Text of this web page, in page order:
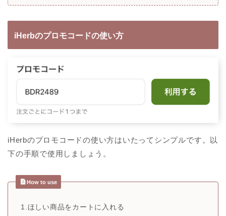
iHerbのプロモコードの使い方
iHerbのプロモコードの使い方はいたってシンプルです。以
下の手順で使用しましょう。
How to use
1.ほしい商品をカートに入れる